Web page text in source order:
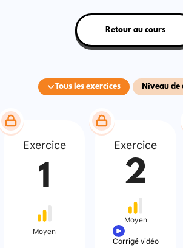
Tous les exercices Niveau
Retour au cours
Exercice
1
Moyen
Exercice
2
Moyen
Corrigé vidéo